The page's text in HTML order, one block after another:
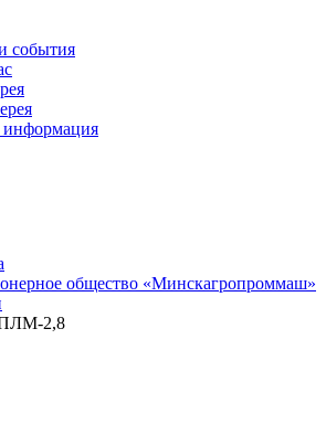
события
информация
общество «Минскагропроммаш»
2,8